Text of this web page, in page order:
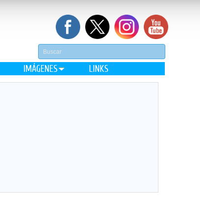
IMÁGENES LINKS